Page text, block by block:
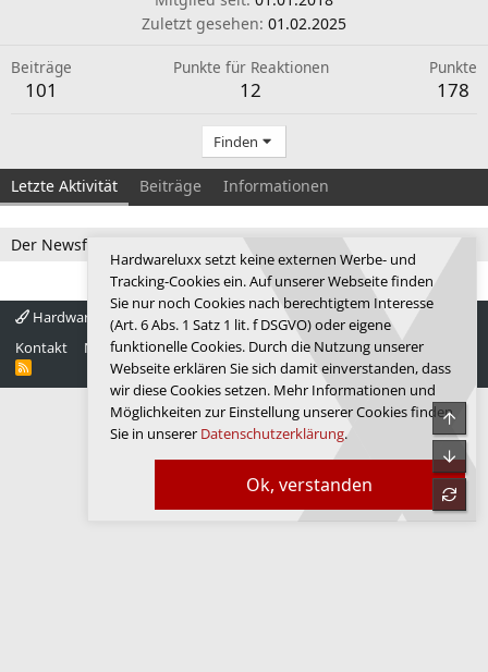
Zuletzt gesehen 01.02.2025
Beiträge
101
Punkte für Reaktionen
12
Punkte
178
Finden
Letzte Aktivität Beiträge Informationen
Der Newsfeed ist zur Zeit leer.
Hardwareluxx 4.0
Deutsch
Kontakt
Nutzungsbedingungen Datenschutz Hilfe Startseite
R
Ok, verstanden
Hardwareluxx setzt keine externen Werbe- und
Tracking-Cookies ein. Auf unserer Webseite finden
Sie nur noch Cookies nach berechtigtem Interesse
(Art. 6 Abs. 1 Satz 1 lit. f DSGVO) oder eigene
funktionelle Cookies. Durch die Nutzung unserer
Webseite erklären Sie sich damit einverstanden, dass
wir diese Cookies setzen. Mehr Informationen und
Möglichkeiten zur Einstellung unserer Cookies finden
Sie in unserer Datenschutzerklärung.